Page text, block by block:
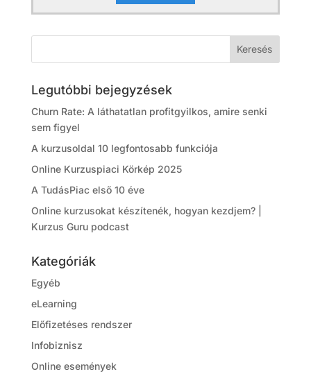
Legutóbbi bejegyzések
Churn Rate: A láthatatlan profitgyilkos, amire senki
sem figyel
A kurzusoldal 10 legfontosabb funkciója
Online Kurzuspiaci Körkép 2025
A TudásPiac első 10 éve
Online kurzusokat készítenék, hogyan kezdjem? |
Kurzus Guru podcast
Kategóriák
Egyéb
eLearning
Előfizetéses rendszer
Infobiznisz
Online események